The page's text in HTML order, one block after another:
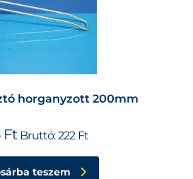
horganyzott 200mm
Ft Bruttó:222 Ft
teszem